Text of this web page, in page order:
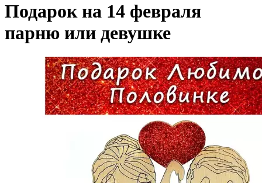
Подарок на 14 февраля
парню или девушке